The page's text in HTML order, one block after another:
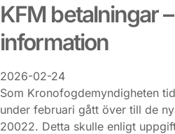
KFM betalningar
information
2026-02-24
Som Kronofogdemyndigheten
under februari gått över till de
20022. Detta skulle enligt